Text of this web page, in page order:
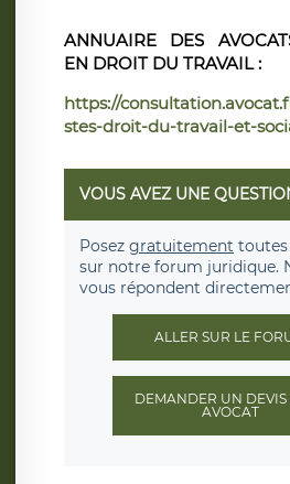
ANNUAIRE DES
EN DROIT DU TRAVAIL :
https://
stes-droit-du-travail-et-
VOUS AVEZ UNE
Posez gratuitement
sur notre forum juridique.
vous répondent
ALLER SUR LE
DEMANDER UN DEVIS
AVOCAT